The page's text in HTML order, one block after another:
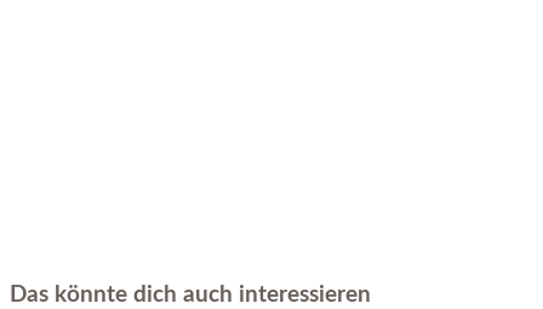
Das könnte dich auch interessieren